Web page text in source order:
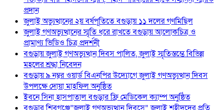
প্রদান
জুলাই অভ্যুত্থানের ২য় বর্ষপূতিতে বগুড়ায় ১১ দলের গণমিছিল
জুলাই গণঅভ্যুত্থানের স্মৃতি ধরে রাখতে বগুড়ায় আলোকচিত্র ও
প্রামাণ্য ভিডিও চিত্র প্রদর্শনী
বগুড়ায় জুলাই গণঅভ্যুত্থান দিবস পালিত, জুলাই স্মৃতিস্তম্ভে বিভিন্ন
মহলের শ্রদ্ধা নিবেদন
বগুড়ায় ৯ নম্বর ওয়ার্ড বিএনপির উদ্যোগে জুলাই গণঅভ্যুত্থান দিবস
উপলক্ষে দোয়া মাহফিল অনুষ্ঠিত
ইবনে সিনা হাসপাতাল বগুড়ার ফ্রি মেডিকেল ক্যাম্প অনুষ্ঠিত